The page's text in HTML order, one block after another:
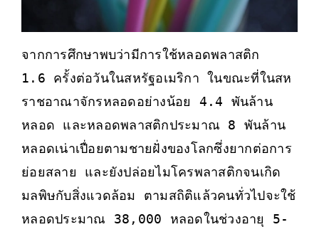
จากการศึกษาพบว่ามีการใช้หลอดพลาสติก
1.6 ครั้งต่อวันในสหรัฐอเมริกา ในขณะที่ในสห
ราชอาณาจักรหลอดอย่างน้อย 4.4 พันล้าน
หลอด และหลอดพลาสติกประมาณ 8 พันล้าน
หลอดเน่าเปื่อยตามชายฝั่งของโลกซึ่งยากต่อการ
ย่อยสลาย และยังปล่อยไมโครพลาสติกจนเกิด
มลพิษกับสิ่งแวดล้อม ตามสถิติแล้วคนทั่วไปจะใช้
หลอดประมาณ 38,000 หลอดในช่วงอายุ 5-